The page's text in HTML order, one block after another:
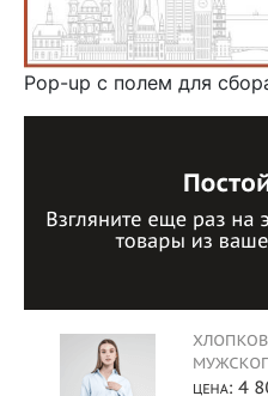
Pop-up с полем для